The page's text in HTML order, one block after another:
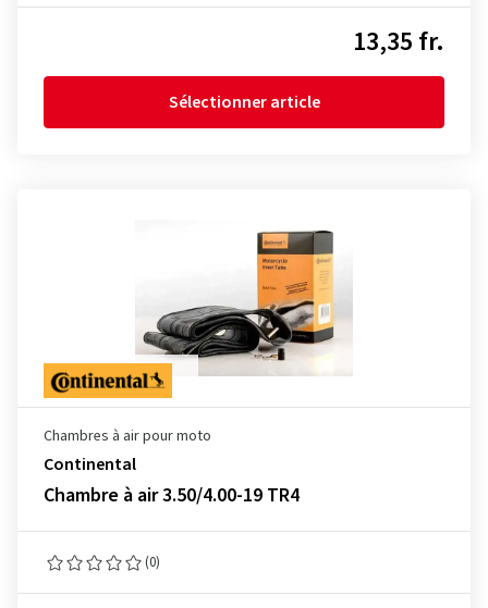
13,35 fr.
Sélectionner article
Chambres à air pour moto
Continental
Chambre à air 3.50/4.00-19 TR4
(0)